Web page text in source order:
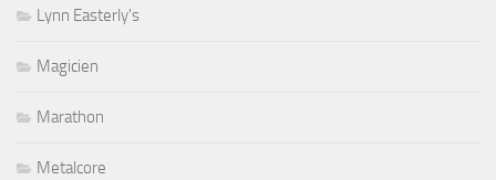
Lynn Easterly's
Magicien
Marathon
Metalcore